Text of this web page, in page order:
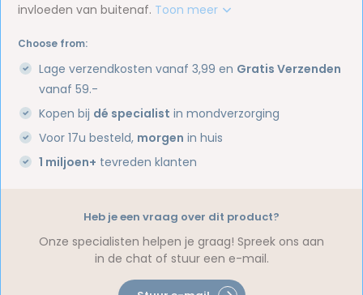
invloeden van buitenaf. Toon meer
Choose from:
Lage verzendkosten vanaf 3,99 en Gratis Verzenden
vanaf 59.-
Kopen bij dé specialist in mondverzorging
Voor 17u besteld, morgen in huis
1 miljoen+ tevreden klanten
Heb je een vraag over dit product?
Onze specialisten helpen je graag! Spreek ons aan
in de chat of stuur een e-mail.